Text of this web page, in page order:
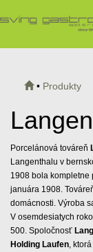
• Produkty
Porcelánová továreň
Langenthalu v
1908 bola kompletne
januára 1908.
domácnosti. Výroba
V osemdesiatych
500. Spoločnosť
Holding Laufen,